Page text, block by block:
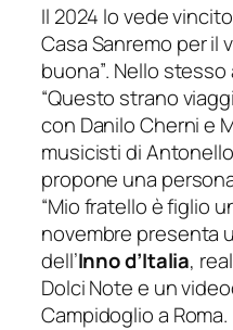
Il 2024 lo vede
Casa Sanremo per il
buona”. Nello
“Questo strano
con Danilo Cherni e
musicisti di
propone una
“Mio fratello è figlio
novembre presenta
dell’Inno d’Italia,
Dolci Notee un
Campidoglio a Roma.